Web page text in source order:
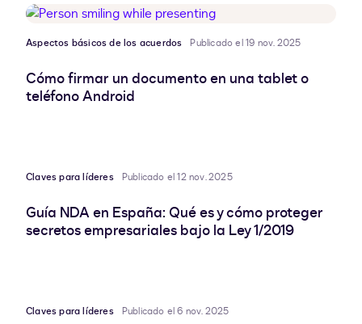
Aspectos básicos de los acuerdos Publicado el 19 nov. 2025
Cómo firmar un documento en una tablet o
teléfono Android
Claves para líderes Publicado el 12 nov. 2025
Guía NDA en España: Qué es y cómo proteger
secretos empresariales bajo la Ley 1/2019
Claves para líderes Publicado el 6 nov. 2025